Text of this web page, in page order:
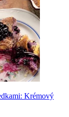
Krémový